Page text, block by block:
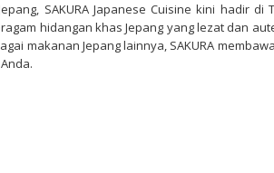
SAKURA Japanese Cuisine kini hadir di
hidangan khas Jepang yang lezat dan
makanan Jepang lainnya, SAKURA